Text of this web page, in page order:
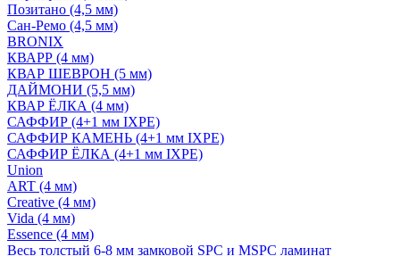
Позитано (4,5 мм)
Сан-Ремо (4,5 мм)
BRONIX
КВАРР (4 мм)
КВАР ШЕВРОН (5 мм)
ДАЙМОНИ (5,5 мм)
КВАР ЁЛКА (4 мм)
САФФИР (4+1 мм IXPE)
САФФИР КАМЕНЬ (4+1 мм IXPE)
САФФИР ЁЛКА (4+1 мм IXPE)
Union
ART (4 мм)
Creative (4 мм)
Vida (4 мм)
Essence (4 мм)
Весь толстый 6-8 мм замковой SPC и MSPC ламинат